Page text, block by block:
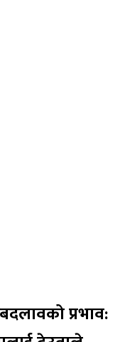
प्रभाव: